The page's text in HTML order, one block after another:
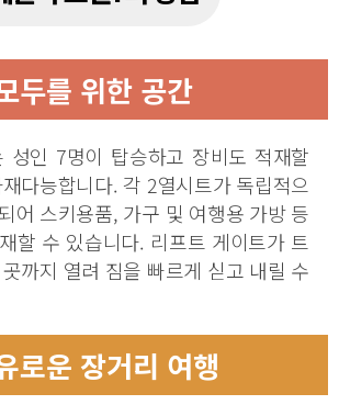
두를 위한 공간
성인 7명이 탑승하고 장비도 적재할
다능합니다. 각 2열시트가 독립적으
어 스키용품, 가구 및 여행용 가방 등
할 수 있습니다. 리프트 게이트가 트
까지 열려 짐을 빠르게 싣고 내릴 수
로운 장거리 여행